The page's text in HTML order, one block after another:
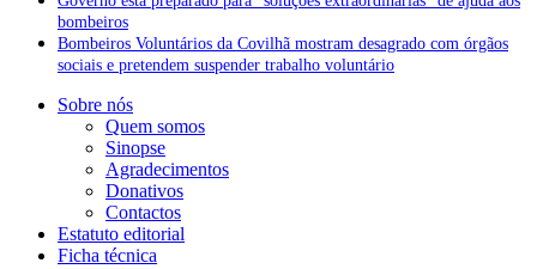
bombeiros
Bombeiros Voluntários da Covilhã mostram desagrado com órgãos
sociais e pretendem suspender trabalho voluntário
Sobre nós
Quem somos
Sinopse
Agradecimentos
Donativos
Contactos
Estatuto editorial
Ficha técnica